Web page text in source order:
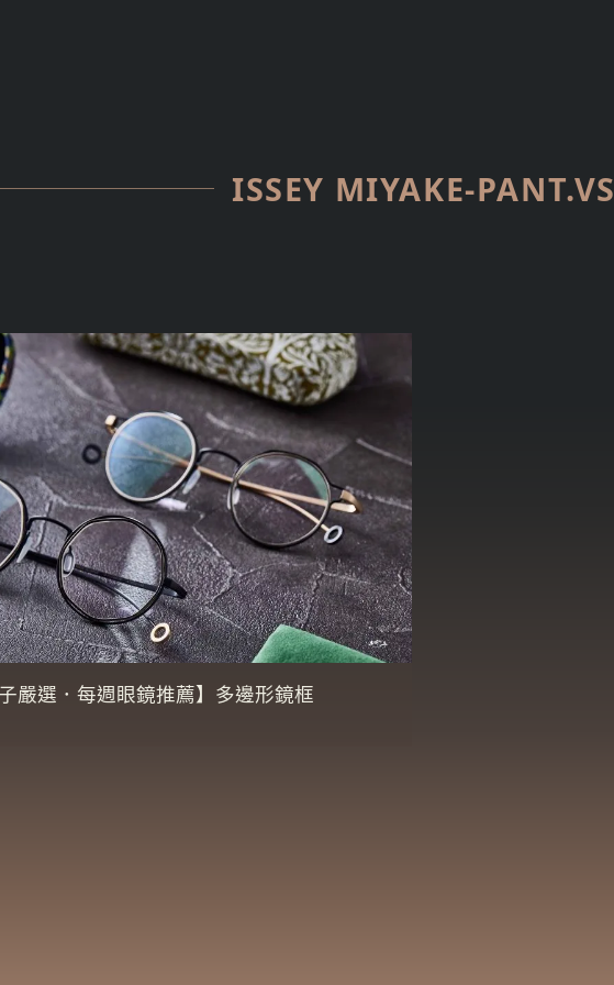
ISSEY MIYAKE-PANT.VS
子嚴選．每週眼鏡推薦】多邊形鏡框